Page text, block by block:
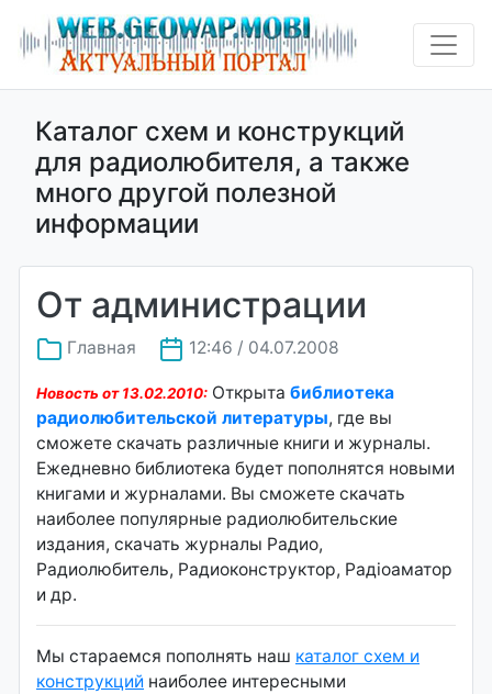
Каталог схем и конструкций
для радиолюбителя, а также
много другой полезной
информации
От администрации
Главная 12:46 / 04.07.2008
Новость от 13.02.2010: Открыта библиотека
радиолюбительской литературы, где вы
сможете скачать различные книги и журналы.
Ежедневно библиотека будет пополнятся новыми
книгами и журналами. Вы сможете скачать
наиболее популярные радиолюбительские
издания, скачать журналы Радио,
Радиолюбитель, Радиоконструктор, Радiоаматор
и др.
Мы стараемся пополнять наш каталог схем и
конструкций наиболее интересными